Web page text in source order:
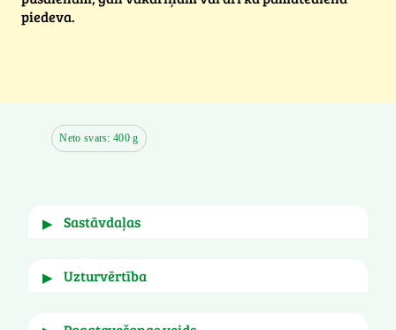
piedeva.
Neto svars: 400 g
sastāvdaļas
▶
vārīti griķi (ūdens, griķi), pupiņas, tomāti,
Selerijas, Kvieši + glutēns
uzturvērtība
▶